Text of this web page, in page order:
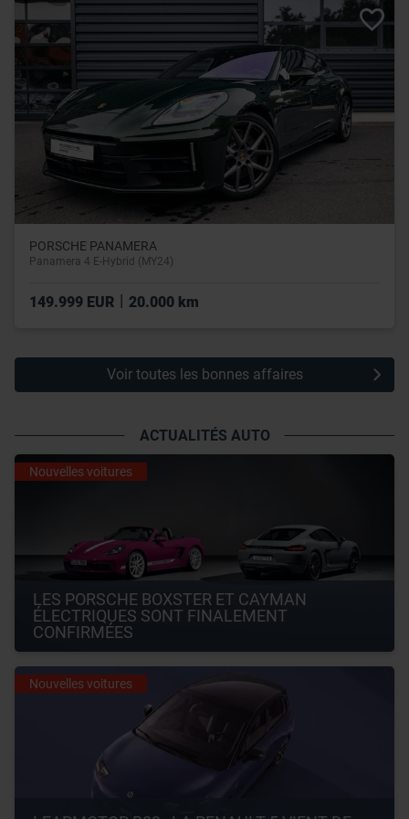
utilisation de leurs services.
PORSCHE PANAMERA
Panamera 4 E-Hybrid (MY24)
149.999 EUR 20.000 km
Voir toutes les bonnes affaires
ACTUALITÉS AUTO
Nouvelles voitures
LES PORSCHE BOXSTER ET CAYMAN
ÉLECTRIQUES SONT FINALEMENT
CONFIRMÉES
Nouvelles voitures